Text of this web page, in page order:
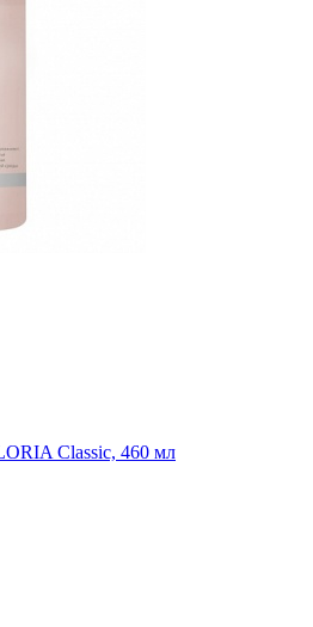
Classic, 460 мл